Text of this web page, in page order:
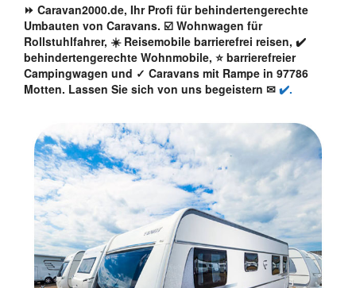
⏩ Caravan2000.de, Ihr Profi für behindertengerechte
Umbauten von Caravans. ☑️ Wohnwagen für
Rollstuhlfahrer, ☀️ Reisemobile barrierefrei reisen, ✔️
behindertengerechte Wohnmobile, ⭐ barrierefreier
Campingwagen und ✓ Caravans mit Rampe in 97786
Motten. Lassen Sie sich von uns begeistern ✉ ✔️.